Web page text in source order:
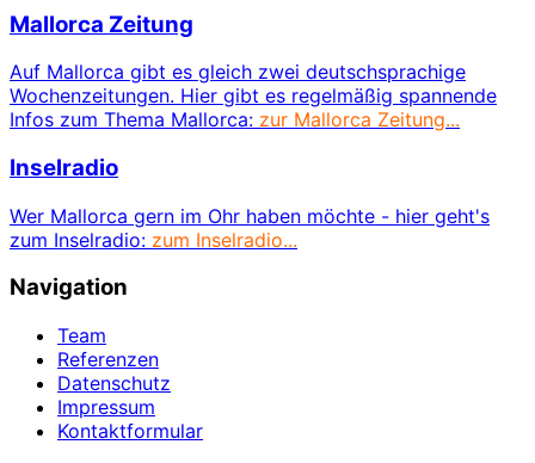
Mallorca Zeitung
Auf Mallorca gibt es gleich zwei deutschsprachige
Wochenzeitungen. Hier gibt es regelmäßig spannende
Infos zum Thema Mallorca: zur Mallorca Zeitung...
Inselradio
Wer Mallorca gern im Ohr haben möchte - hier geht's
zum Inselradio: zum Inselradio...
Navigation
Team
Referenzen
Datenschutz
Impressum
Kontaktformular